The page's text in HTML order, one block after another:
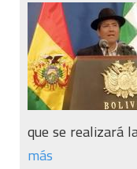
que se realizará
más